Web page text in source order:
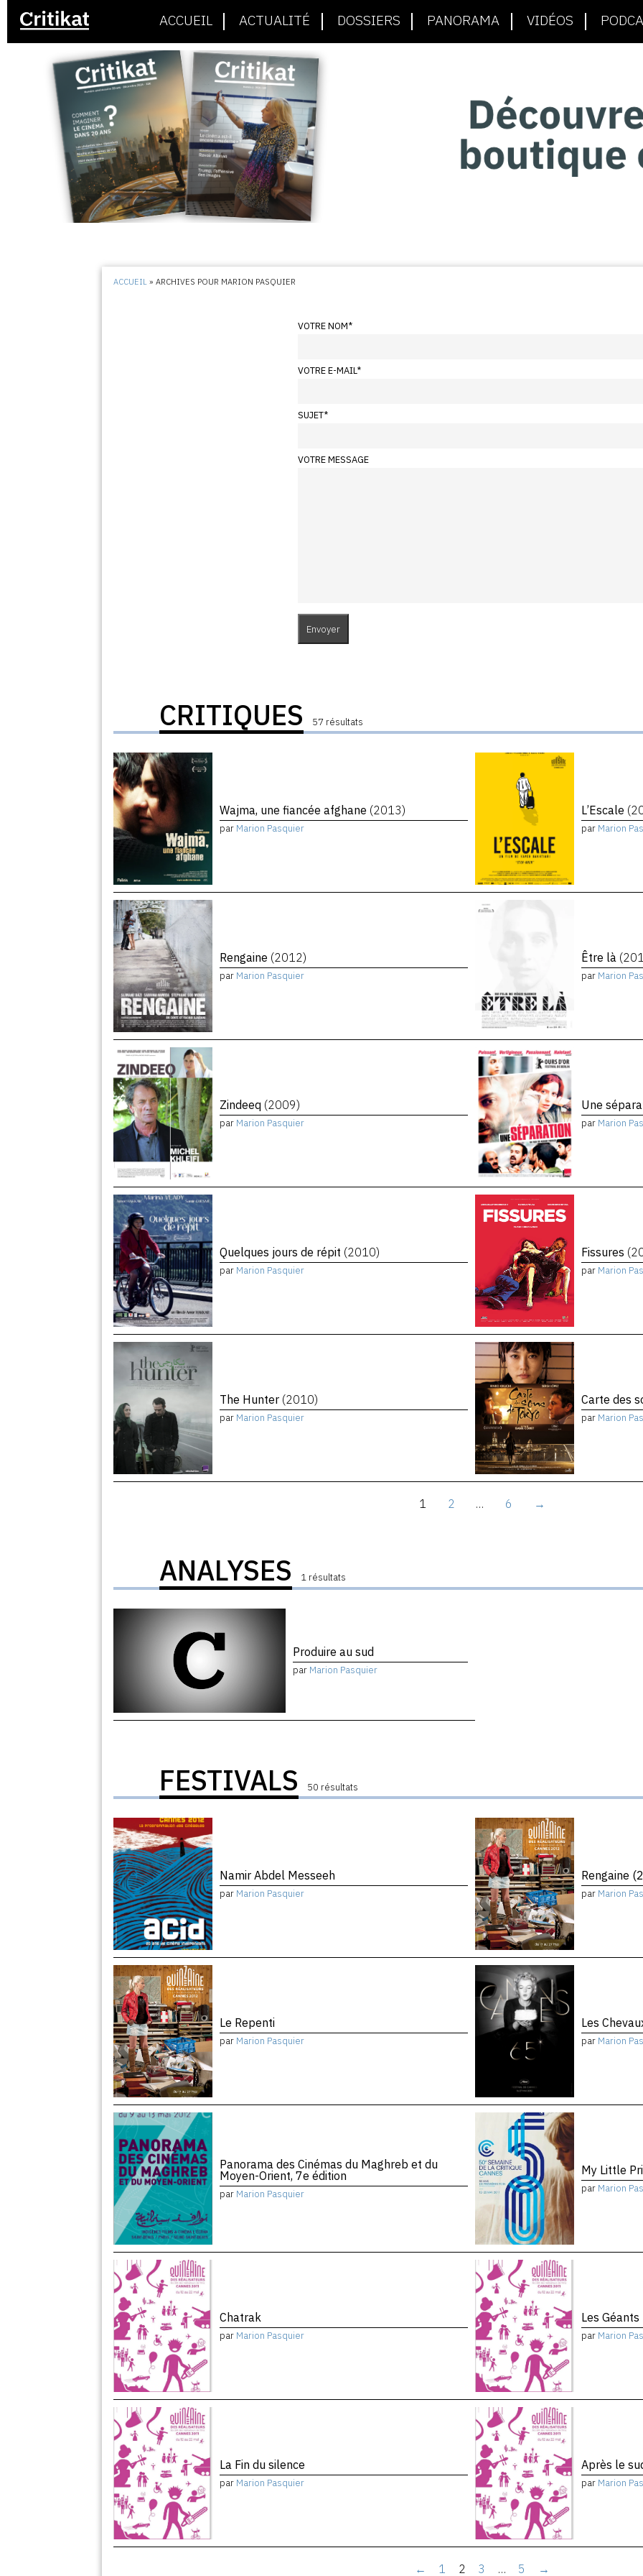
ACCUEIL ACTUALITÉ DOSSIERS PANORAMA VIDÉOS
ACCUEIL »ARCHIVES POUR MARION PASQUIER
VOTRE NOM*
VOTRE E-MAIL*
SUJET*
VOTRE MESSAGE
CRITIQUES 57 résultats
Wajma, une fiancée afghane (2013)
par Marion Pasquier
L’Escale
par Marion
Rengaine (2012)
par Marion Pasquier
Être là
par Marion
Zindeeq (2009)
par Marion Pasquier
Une
par Marion
Quelques jours de répit (2010)
par Marion Pasquier
Fissures
par Marion
The Hunter (2010)
par Marion Pasquier
Carte des
par Marion
1 2 … 6 →
ANALYSES 1 résultats
Produire au sud
par Marion Pasquier
FESTIVALS 50 résultats
Namir Abdel Messeeh
par Marion Pasquier
Rengaine
par Marion
Le Repenti
par Marion Pasquier
Les
par Marion
Panorama des Cinémas du Maghreb et du
Moyen-Orient, 7e édition
par Marion Pasquier
My Little
par Marion
Chatrak
par Marion Pasquier
Les Géants
par Marion
La Fin du silence
par Marion Pasquier
Après le
par Marion
← 1 2 3 … 5 →